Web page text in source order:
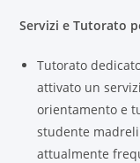
Servizi e Tutorato
Tutorato
attivato un
orientamento e
studente
attualmente